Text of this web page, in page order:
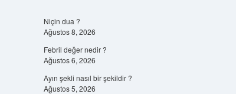
Niçin dua ?
Ağustos 8, 2026
Febril değer nedir ?
Ağustos 6, 2026
Ayın şekli nasıl bir şekildir ?
Ağustos 5, 2026